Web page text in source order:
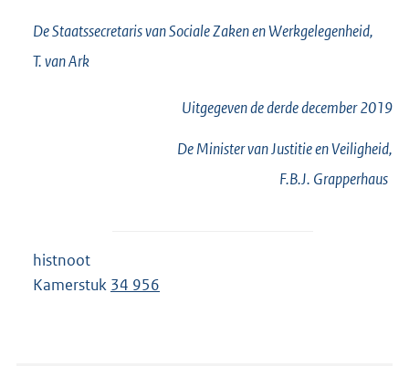
De Staatssecretaris van Sociale Zaken en Werkgelegenheid,
T. vanArk
Uitgegeven dederdedecember 2019
De Minister van Justitie en Veiligheid,
F.B.J. Grapperhaus
histnoot
Kamerstuk 34 956